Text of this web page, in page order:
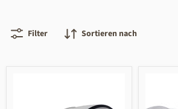
Filter Sortieren nach